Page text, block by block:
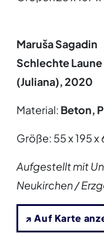
Maruša Sagadin
Schlechte
(Juliana), 2020
Material: Beton,
Größe: 55 x 195 x
Aufgestellt mit
Neukirchen /
↗ Auf Karte